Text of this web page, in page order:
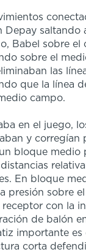
Depay saltando
Babel sobre el
sobre el
las
que la línea
campo.
en el juego,
y corregían
bloque medio
En bloque
presión sobre
con la
de balón
importante es
corta